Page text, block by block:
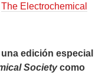
The Electrochemical
edición especial
Societycomo